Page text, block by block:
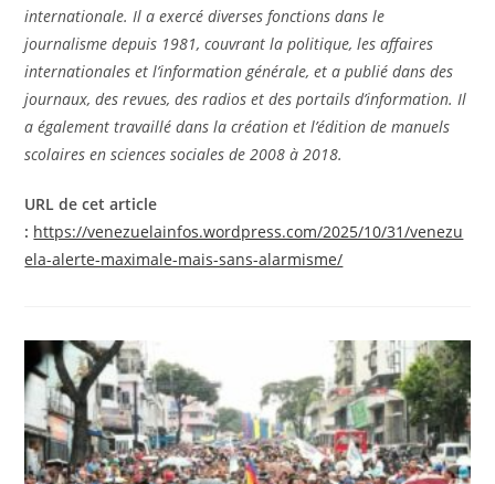
internationale. Il a exercé diverses fonctions dans le
journalisme depuis 1981, couvrant la politique, les affaires
internationales et l’information générale, et a publié dans des
journaux, des revues, des radios et des portails d’information. Il
a également travaillé dans la création et l’édition de manuels
scolaires en sciences sociales de 2008 à 2018.
URL de cet article
: https://venezuelainfos.wordpress.com/2025/10/31/venezu
ela-alerte-maximale-mais-sans-alarmisme/